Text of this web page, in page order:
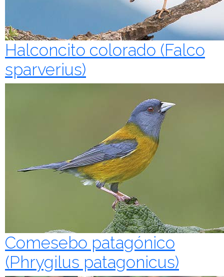
Halconcito colorado (Falco
sparverius)
Comesebo patagónico
(Phrygilus patagonicus)